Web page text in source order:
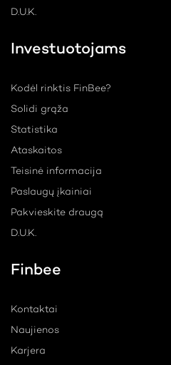
D.U.K.
Investuotojams
Kodėl rinktis FinBee?
Solidi grąža
Statistika
Ataskaitos
Teisinė informacija
Paslaugų įkainiai
Pakvieskite draugą
D.U.K.
Finbee
Kontaktai
Naujienos
Karjera